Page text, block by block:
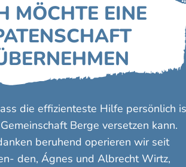
MÖCHTE EINE
die effizienteste Hilfe persönlich
Berge versetzen kann.
beruhend operieren wir seit
den, Ágnes und Albrecht Wirtz,